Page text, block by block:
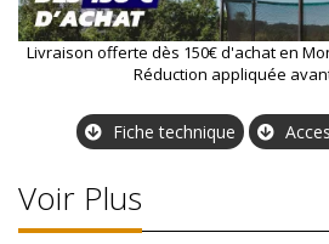
Livraison offerte dès 150€ d'achat en
Réduction appliquée
Fiche technique
Voir Plus